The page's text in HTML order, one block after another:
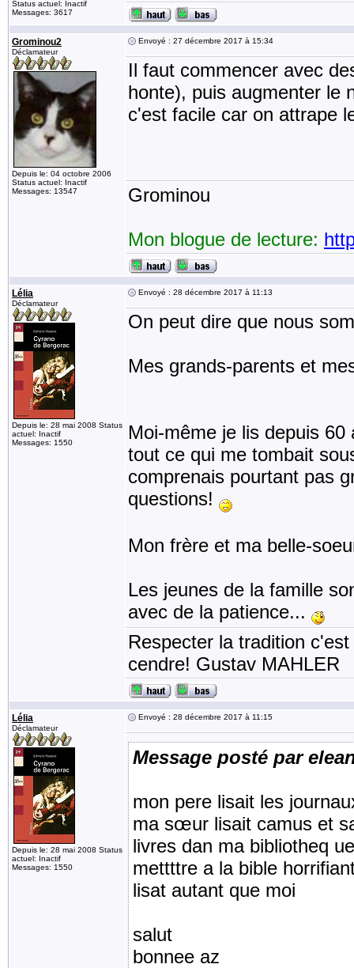
Status actuel: Inactif
Messages: 3617
Grominou2
Déclamateur
Depuis le: 04 octobre 2006
Status actuel: Inactif
Messages: 13547
Envoyé : 27 décembre 2017 à 15:34
Il faut commencer avec
honte), puis augmenter le
c'est facile car on attrape
Grominou
Mon blogue de lecture:
Lélia
Déclamateur
Depuis le: 28 mai 2008 Status
actuel: Inactif
Messages: 1550
Envoyé : 28 décembre 2017 à 11:13
On peut dire que nous
Mes grands-parents et
Moi-même je lis depuis
tout ce qui me tombait
comprenais pourtant pas
questions!
Mon frère et ma belle-
Les jeunes de la famille
avec de la patience...
Respecter la tradition
cendre! Gustav MAHLER
Lélia
Déclamateur
Depuis le: 28 mai 2008 Status
actuel: Inactif
Messages: 1550
Envoyé : 28 décembre 2017 à 11:15
Message posté par
mon pere lisait les
ma sœur lisait camus et
livres dan ma bibliotheq
mettttre a la bible
lisat autant que moi
salut
bonnee az